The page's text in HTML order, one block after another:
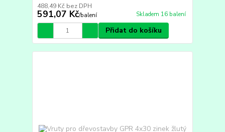
591,07 Kč/balení
488,49 Kč bez DPH
Skladem 16 balení
Přidat do košíku